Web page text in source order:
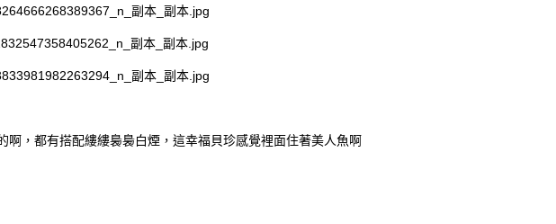
啊，都有搭配縷縷裊裊白煙，這幸福貝珍感覺裡面住著美人魚啊